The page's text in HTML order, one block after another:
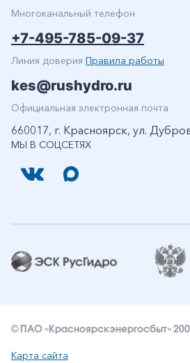
МЫ В СОЦСЕТЯХ
Многоканальный телефон
+7-495-785-09-37
Линия доверия Правила работы
kes@rushydro.ru
Официальная электронная почта
660017, г. Красноярск, ул.
© ПАО «Красноярскэнергосбыт»
Карта сайта